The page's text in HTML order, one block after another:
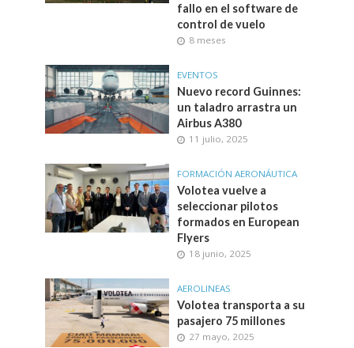
fallo en el software de
control de vuelo
8 meses
EVENTOS
Nuevo record Guinnes:
un taladro arrastra un
Airbus A380
11 julio, 2025
FORMACIÓN AERONÁUTICA
Volotea vuelve a
seleccionar pilotos
formados en European
Flyers
18 junio, 2025
AEROLINEAS
Volotea transporta a su
pasajero 75 millones
27 mayo, 2025